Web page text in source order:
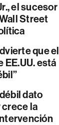
el sucesor
Street
que el
EE.UU. está
dato
crece la